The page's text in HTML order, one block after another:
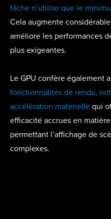
tâche n’utilise que le
Cela augmente
améliore les performances
plus exigeantes.
Le GPU confère également
fonctionnalités de rendu,
accélération matériellequi
efficacité accrues en
permettant l’affichage de
complexes.